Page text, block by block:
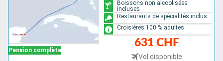
Pension complète
631 CHF
Vol disponible
Boissons non alcoolisées
incluses
Restaurants de spécialités inclus
Croisières 100 % adultes